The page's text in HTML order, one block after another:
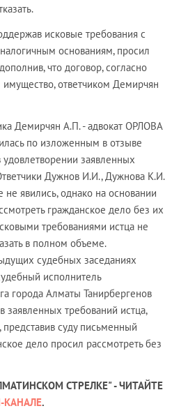
исковые требования с
основаниям, просил
что договор, согласно
ответчиком Демирчян
Демирчян А.П. - адвокат ОРЛОВА
по изложенным в отзыве
заявленных
Дужнов И.И., Дужнова К.И.
не явились, однако на основании
гражданское дело без их
требованиями истца не
в полном объеме.
судебных заседаниях
исполнитель
города Алматы Танирбергенов
заявленных требований истца,
представив суду письменный
дело просил рассмотреть без
СТРЕЛКЕ" - ЧИТАЙТЕ
КАНАЛЕ.